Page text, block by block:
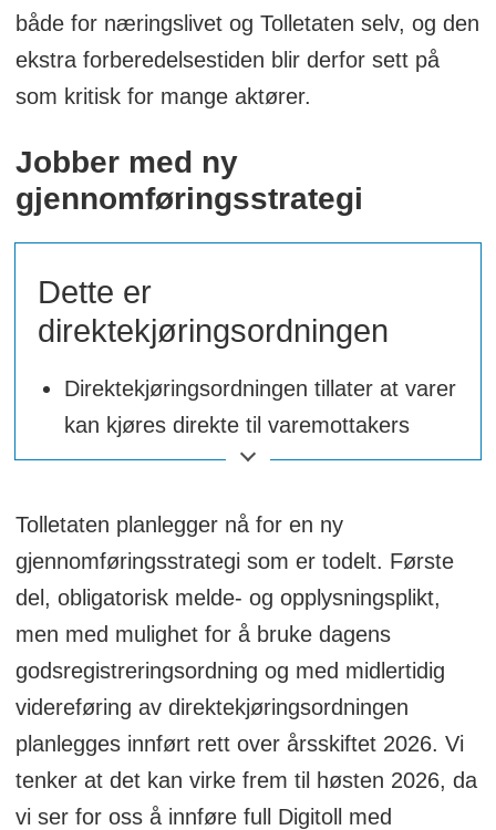
Der tollmedarbeidere i dag i stor grad
må ekspedere og håndtere
dokumenter, skal de i fremtiden frigjøre
både for næringslivet og Tolletaten selv, og den
ekstra forberedelsestiden blir derfor sett på
som kritisk for mange aktører.
Jobber med ny
gjennomføringsstrategi
Dette er
direktekjøringsordningen
Direktekjøringsordningen tillater at varer
kan kjøres direkte til varemottakers
lager, for så å deklareres innen ti dager
Direktekjøringsordningen er særnorsk
og ble innført som en unntaksordning
på 1970-tallet. Ordningen har etter
hvert utviklet seg til å bli den mest
brukte ordningen ved import til Norge.
Tolletaten planlegger nå for en ny
gjennomføringsstrategi som er todelt. Første
del, obligatorisk melde- og opplysningsplikt,
men med mulighet for å bruke dagens
godsregistreringsordning og med midlertidig
videreføring av direktekjøringsordningen
planlegges innført rett over årsskiftet 2026. Vi
tenker at det kan virke frem til høsten 2026, da
vi ser for oss å innføre full Digitoll med